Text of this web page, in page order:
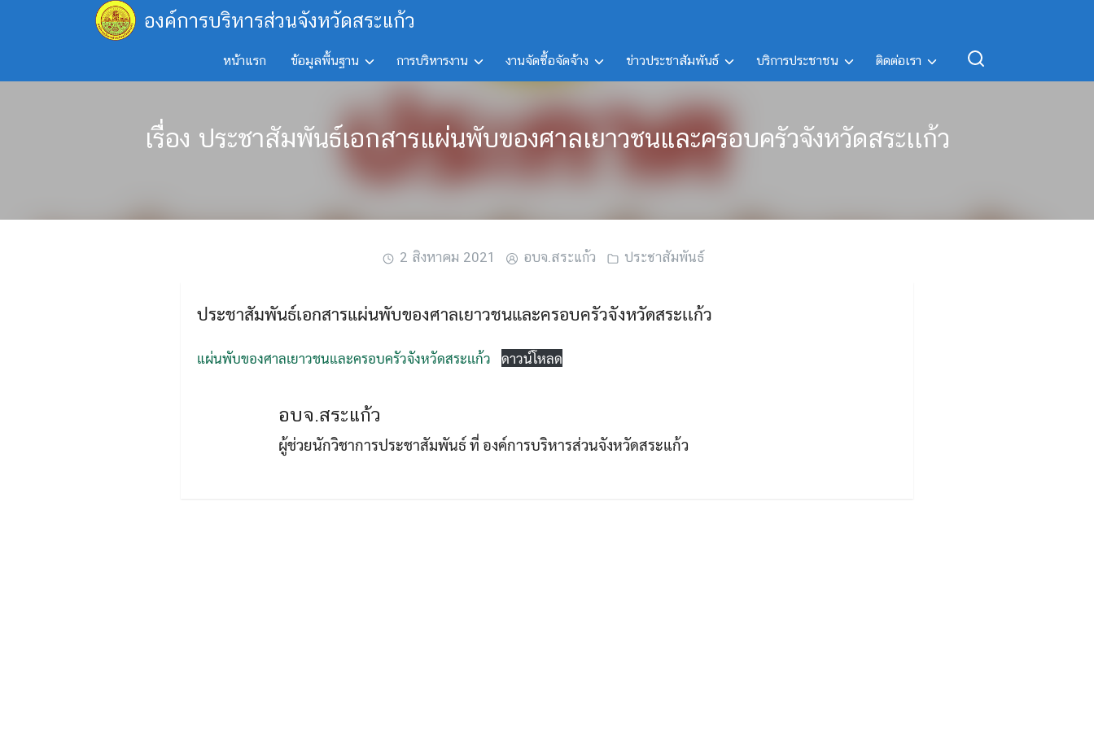
องค์การบริหารส่วนจังหวัดสระแก้ว
หน้าแรก ข้อมูลพื้นฐาน การบริหารงาน งานจัดซื้อจัดจ้าง ข่าวประชาสัมพันธ์ บริการประชาชน ติดต่อเรา
for:
Search
เรื่อง ประชาสัมพันธ์เอกสารแผ่นพับของศาลเยาวชนและครอบครัวจังหวัดสระเเก้ว
2 สิงหาคม 2021 อบจ.สระแก้ว ประชาสัมพันธ์
ประชาสัมพันธ์เอกสารแผ่นพับของศาลเยาวชนและครอบครัวจังหวัดสระเเก้ว
แผ่นพับของศาลเยาวชนและครอบครัวจังหวัดสระเเก้ว ดาวน์โหลด
อบจ.สระแก้ว
ผู้ช่วยนักวิชาการประชาสัมพันธ์ ที่ องค์การบริหารส่วนจังหวัดสระแก้ว